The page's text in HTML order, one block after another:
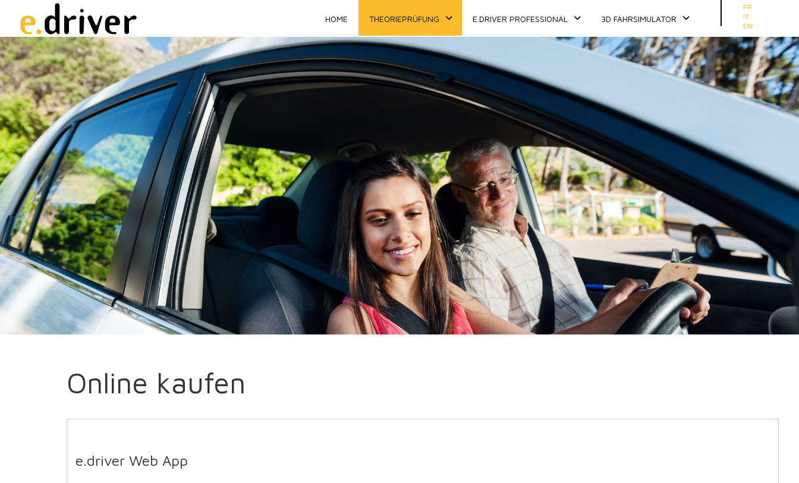
HOME THEORIEPRÜFUNG E.DRIVER PROFESSIONAL 3D FAHRSIMULATOR
Sprache auswählen
FR
IT
EN
Online kaufen
e.driver Web App